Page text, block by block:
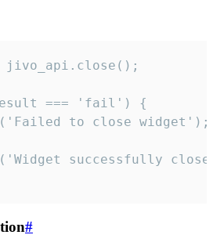
jivo_api.close();
=== 'fail') {
to close widget');
successfully
#